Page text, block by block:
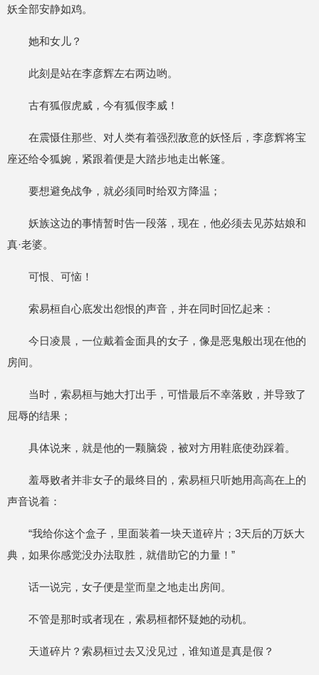
妖全部安静如鸡。
她和女儿？
此刻是站在李彦辉左右两边哟。
古有狐假虎威，今有狐假李威！
在震慑住那些、对人类有着强烈敌意的妖怪后，李彦辉将宝
座还给令狐婉，紧跟着便是大踏步地走出帐篷。
要想避免战争，就必须同时给双方降温；
妖族这边的事情暂时告一段落，现在，他必须去见苏姑娘和
真·老婆。
可恨、可恼！
索易桓自心底发出怨恨的声音，并在同时回忆起来：
今日凌晨，一位戴着金面具的女子，像是恶鬼般出现在他的
房间。
当时，索易桓与她大打出手，可惜最后不幸落败，并导致了
屈辱的结果；
具体说来，就是他的一颗脑袋，被对方用鞋底使劲踩着。
羞辱败者并非女子的最终目的，索易桓只听她用高高在上的
声音说着：
“我给你这个盒子，里面装着一块天道碎片；3天后的万妖大
典，如果你感觉没办法取胜，就借助它的力量！”
话一说完，女子便是堂而皇之地走出房间。
不管是那时或者现在，索易桓都怀疑她的动机。
天道碎片？索易桓过去又没见过，谁知道是真是假？